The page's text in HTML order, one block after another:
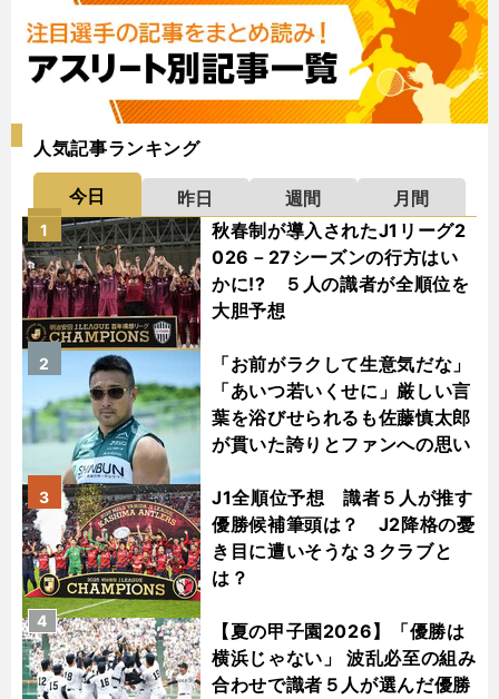
人気記事ランキング
今日 昨日 週間
月間
秋春制が導入されたJ1リーグ2
026－27シーズンの行方はい
かに!? ５人の識者が全順位を
大胆予想
1
「お前がラクして生意気だな」
「あいつ若いくせに」厳しい言
葉を浴びせられるも佐藤慎太郎
が貫いた誇りとファンへの思い
2
J1全順位予想 識者５人が推す
優勝候補筆頭は？ J2降格の憂
き目に遭いそうな３クラブと
は？
3
【夏の甲子園2026】「優勝は
横浜じゃない」 波乱必至の組み
合わせで識者５人が選んだ優勝
4